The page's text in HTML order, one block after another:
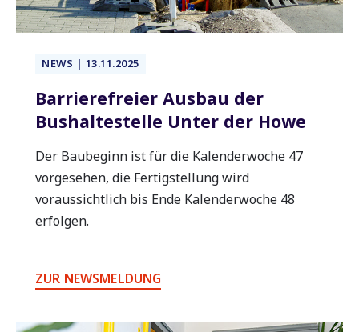
NEWS | 13.11.2025
Barrierefreier Ausbau der
Bushaltestelle Unter der Howe
Der Baubeginn ist für die Kalenderwoche 47
vorgesehen, die Fertigstellung wird
voraussichtlich bis Ende Kalenderwoche 48
erfolgen.
ZUR NEWSMELDUNG